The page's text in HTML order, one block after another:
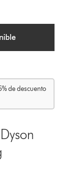
de descuento